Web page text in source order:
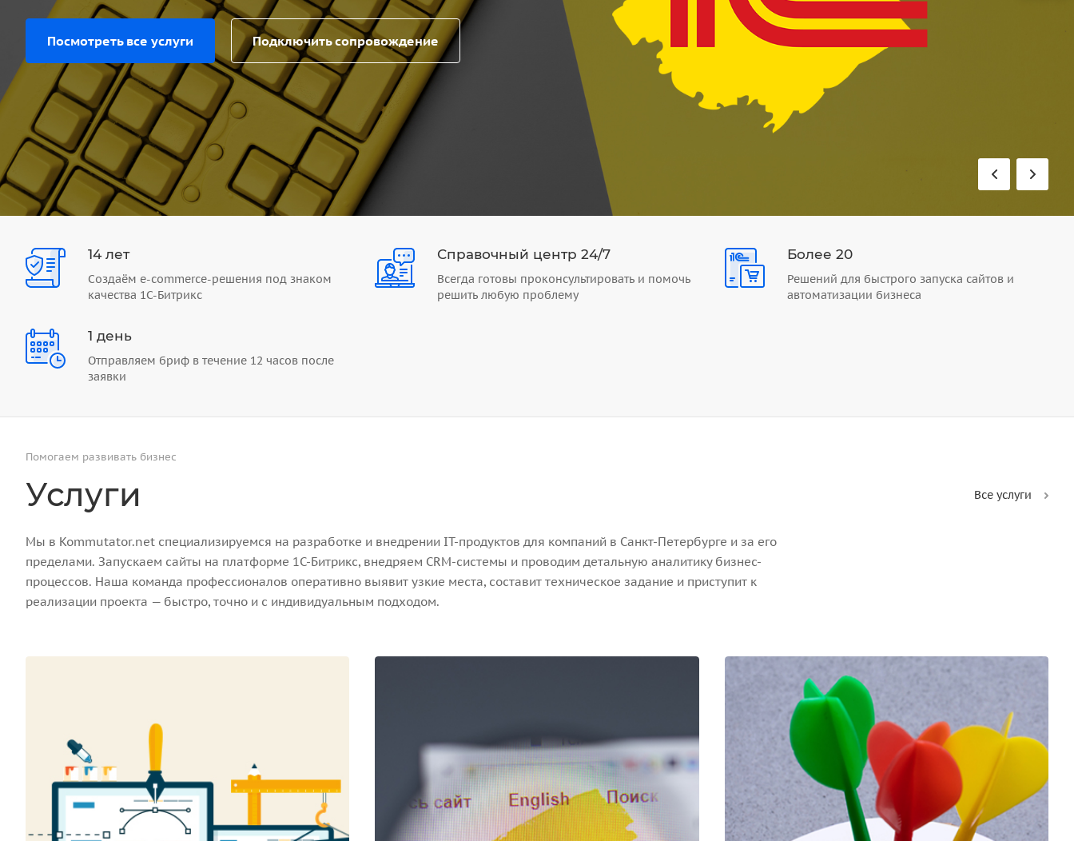
Посмотреть все услуги Подключить сопровождение
14 лет
Создаём e-commerce-решения под знаком
качества 1С-Битрикс
Справочный центр 24/7
Всегда готовы проконсультировать и помочь
решить любую проблему
Более 20
Решений для быстрого запуска сайтов и
автоматизации бизнеса
1 день
Отправляем бриф в течение 12 часов после
заявки
Помогаем развивать бизнес
Услуги Все услуги
Мы в Kommutator.net специализируемся на разработке и внедрении IT-продуктов для компаний в Санкт-Петербурге и за его
пределами. Запускаем сайты на платформе 1С-Битрикс, внедряем CRM-системы и проводим детальную аналитику бизнес-
процессов. Наша команда профессионалов оперативно выявит узкие места, составит техническое задание и приступит к
реализации проекта — быстро, точно и с индивидуальным подходом.